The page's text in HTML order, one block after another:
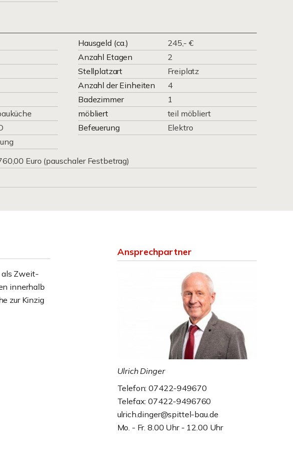
Hausgeld (ca.)
245,- €
Anzahl Etagen
2
Stellplatzart
Freiplatz
Anzahl der Einheiten
4
Badezimmer
1
möbliert
teil möbliert
Befeuerung
Elektro
Euro (pauschaler Festbetrag)
als Zweit-
innerhalb
zur Kinzig
Ansprechpartner
Ulrich Dinger
Telefon: 07422-949670
Telefax: 07422-9496760
ulrich.dinger@spittel-bau.de
Mo. - Fr. 8.00 Uhr - 12.00 Uhr